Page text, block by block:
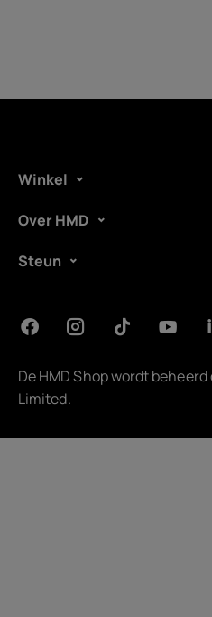
Winkel
Over HMD
Steun
De HMD Shop wordt beheerd
Limited.